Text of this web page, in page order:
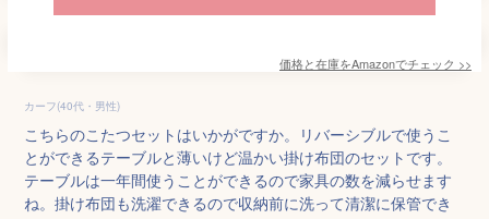
価格と在庫をAmazonでチェック >>
カーフ(40代・男性)
こちらのこたつセットはいかがですか。リバーシブルで使うこ
とができるテーブルと薄いけど温かい掛け布団のセットです。
テーブルは一年間使うことができるので家具の数を減らせます
ね。掛け布団も洗濯できるので収納前に洗って清潔に保管でき